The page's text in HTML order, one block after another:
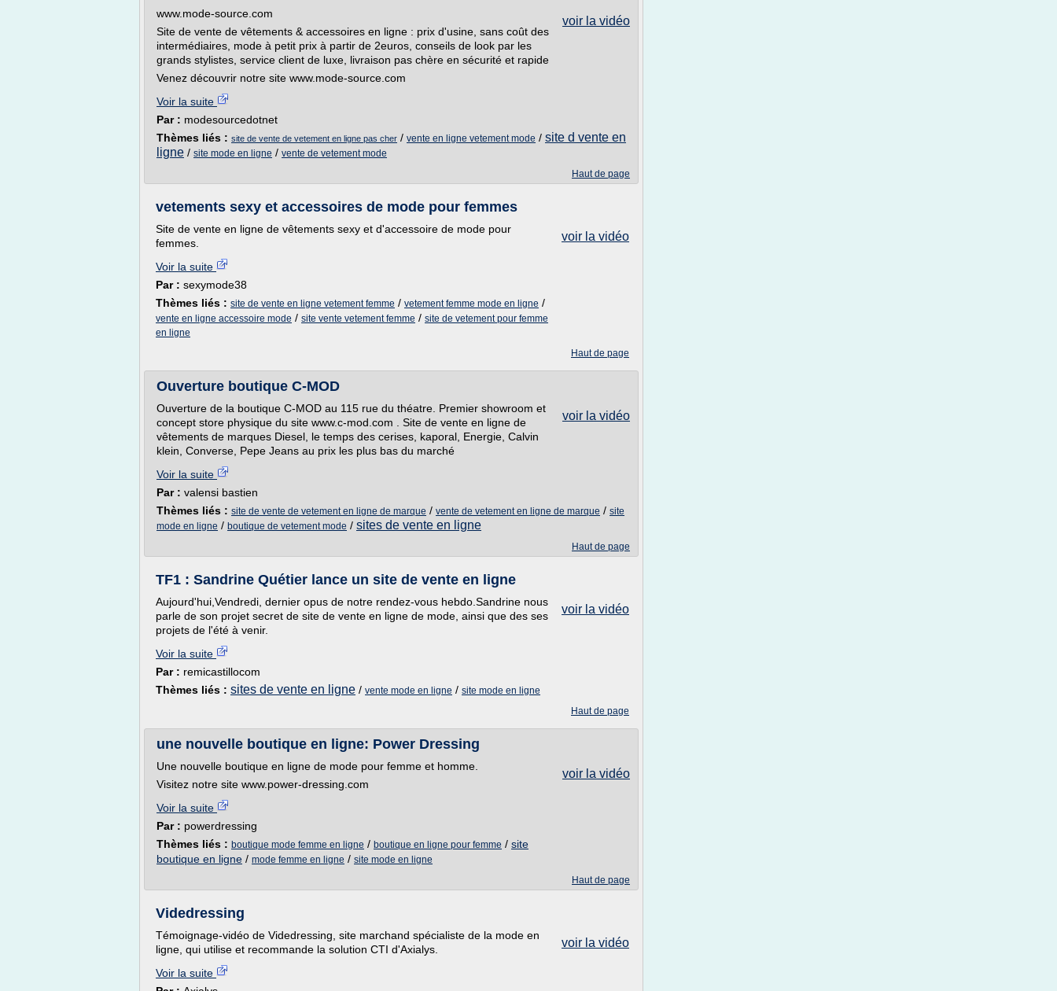
voir la vidéo
www.mode-source.com
Site de vente de vêtements & accessoires en ligne : prix d'usine, sans coût des
intermédiaires, mode à petit prix à partir de 2euros, conseils de look par les
grands stylistes, service client de luxe, livraison pas chère en sécurité et rapide
Venez découvrir notre site www.mode-source.com
Voir la suite
Par : modesourcedotnet
Thèmes liés : site de vente de vetement en ligne pas cher / vente en ligne vetement mode / site d vente en
ligne / site mode en ligne / vente de vetement mode
Haut de page
vetements sexy et accessoires de mode pour femmes
voir la vidéo
Site de vente en ligne de vêtements sexy et d'accessoire de mode pour
femmes.
Voir la suite
Par : sexymode38
Thèmes liés : site de vente en ligne vetement femme / vetement femme mode en ligne /
vente en ligne accessoire mode / site vente vetement femme / site de vetement pour femme
en ligne
Haut de page
Ouverture boutique C-MOD
voir la vidéo
Ouverture de la boutique C-MOD au 115 rue du théatre. Premier showroom et
concept store physique du site www.c-mod.com . Site de vente en ligne de
vêtements de marques Diesel, le temps des cerises, kaporal, Energie, Calvin
klein, Converse, Pepe Jeans au prix les plus bas du marché
Voir la suite
Par : valensi bastien
Thèmes liés : site de vente de vetement en ligne de marque / vente de vetement en ligne de marque / site
mode en ligne / boutique de vetement mode / sites de vente en ligne
Haut de page
TF1 : Sandrine Quétier lance un site de vente en ligne
voir la vidéo
Aujourd'hui,Vendredi, dernier opus de notre rendez-vous hebdo.Sandrine nous
parle de son projet secret de site de vente en ligne de mode, ainsi que des ses
projets de l'été à venir.
Voir la suite
Par : remicastillocom
Thèmes liés : sites de vente en ligne / vente mode en ligne / site mode en ligne
Haut de page
une nouvelle boutique en ligne: Power Dressing
voir la vidéo
Une nouvelle boutique en ligne de mode pour femme et homme.
Visitez notre site www.power-dressing.com
Voir la suite
Par : powerdressing
Thèmes liés : boutique mode femme en ligne / boutique en ligne pour femme / site
boutique en ligne / mode femme en ligne / site mode en ligne
Haut de page
Videdressing
voir la vidéo
Témoignage-vidéo de Videdressing, site marchand spécialiste de la mode en
ligne, qui utilise et recommande la solution CTI d'Axialys.
Voir la suite